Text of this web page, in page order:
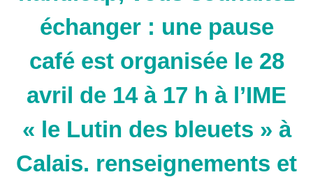
échanger : une pause
café est organisée le 28
avril de 14 à 17 h à l’IME
« le Lutin des bleuets » à
Calais. renseignements et